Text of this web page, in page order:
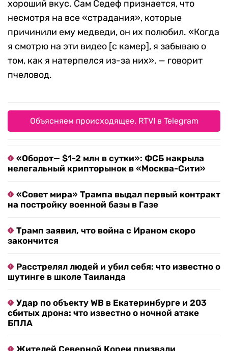
хороший вкус. Сам Седеф признается, что
несмотря на все «страдания», которые
причинили ему медведи, он их полюбил. «Когда
я смотрю на эти видео [с камер], я забываю о
том, как я натерпелся из-за них», — говорит
пчеловод.
Объясняем происходящее. RTVI в Telegram
«Оборот— $1-2 млн в сутки»: ФСБ накрыла
нелегальный крипторынок в «Москва-Сити»
«Совет мира» Трампа выдал первый контракт
на постройку военной базы в Газе
Трамп заявил, что война с Ираном скоро
закончится
Расстрелял людей и убил себя: что известно о
шутинге в школе Таиланда
Удар по объекту WB в Екатеринбурге и 203
сбитых дрона: что известно о ночной атаке
БПЛА